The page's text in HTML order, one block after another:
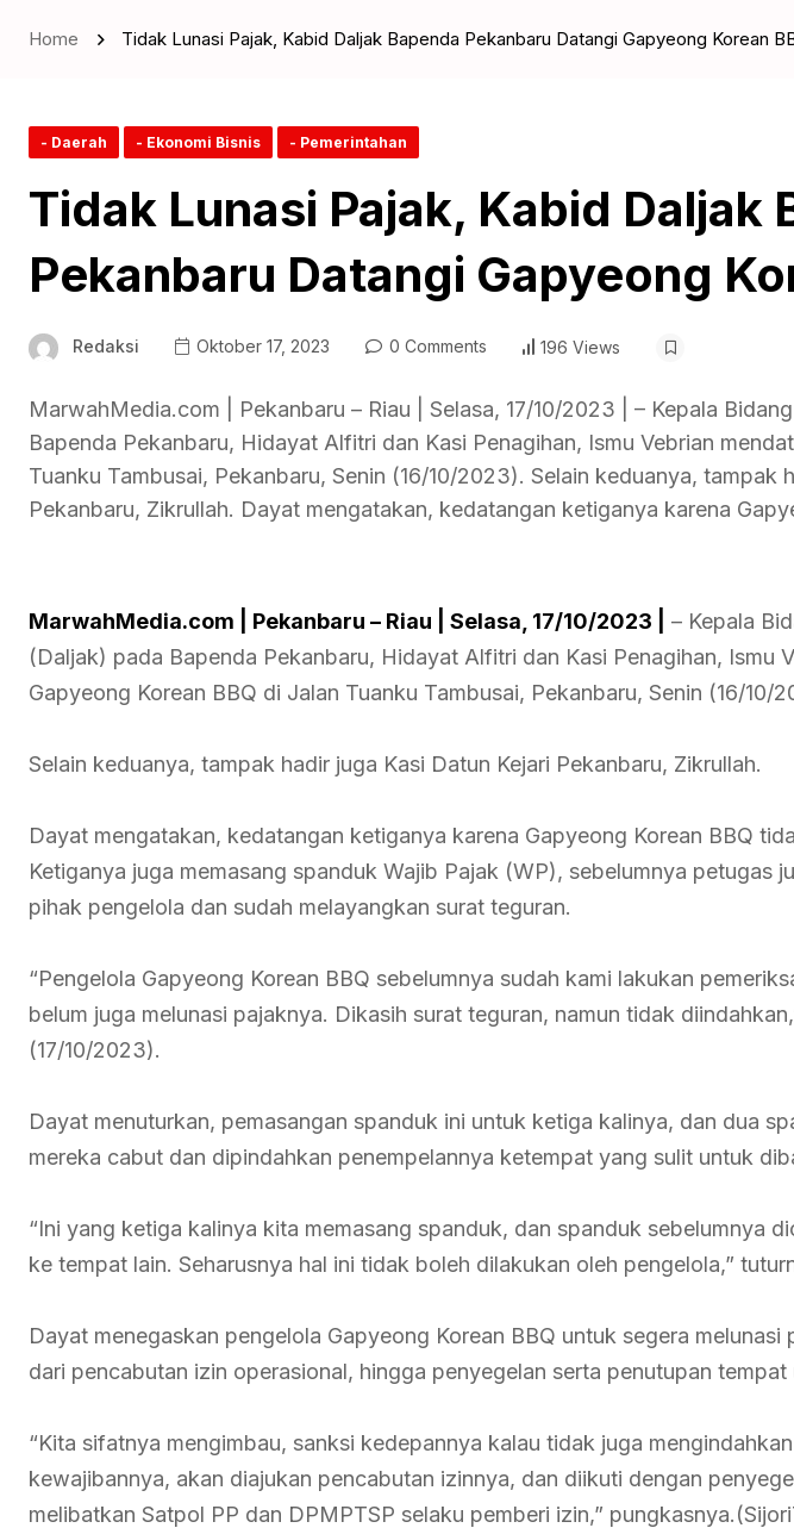
Home Tidak Lunasi Pajak, Kabid Daljak Bapenda Pekanbaru Datangi Gapyeong Korean
- Daerah - Ekonomi Bisnis - Pemerintahan
Tidak Lunasi Pajak, Kabid Daljak
Pekanbaru Datangi Gapyeong
Redaksi Oktober 17, 2023 0 Comments 196 Views
MarwahMedia.com | Pekanbaru – Riau | Selasa, 17/10/2023 | – Kepala
Bapenda Pekanbaru, Hidayat Alfitri dan Kasi Penagihan, Ismu Vebrian
Tuanku Tambusai, Pekanbaru, Senin (16/10/2023). Selain keduanya, tampak
Pekanbaru, Zikrullah. Dayat mengatakan, kedatangan ketiganya karena
MarwahMedia.com | Pekanbaru – Riau | Selasa, 17/10/2023 |
– Kepala
(Daljak) pada Bapenda Pekanbaru, Hidayat Alfitri dan Kasi Penagihan, Ismu
Gapyeong Korean BBQ di Jalan Tuanku Tambusai, Pekanbaru, Senin (16/10/
Selain keduanya, tampak hadir juga Kasi Datun Kejari Pekanbaru, Zikrullah.
Dayat mengatakan, kedatangan ketiganya karena Gapyeong Korean BBQ
Ketiganya juga memasang spanduk Wajib Pajak (WP), sebelumnya petugas
pihak pengelola dan sudah melayangkan surat teguran.
“Pengelola Gapyeong Korean BBQ sebelumnya sudah kami lakukan
belum juga melunasi pajaknya. Dikasih surat teguran, namun tidak
(17/10/2023).
Dayat menuturkan, pemasangan spanduk ini untuk ketiga kalinya, dan dua
mereka cabut dan dipindahkan penempelannya ketempat yang sulit untuk
“Ini yang ketiga kalinya kita memasang spanduk, dan spanduk sebelumnya
ke tempat lain. Seharusnya hal ini tidak boleh dilakukan oleh pengelola,”
Dayat menegaskan pengelola Gapyeong Korean BBQ untuk segera melunasi
dari pencabutan izin operasional, hingga penyegelan serta penutupan tempat
“Kita sifatnya mengimbau, sanksi kedepannya kalau tidak juga
kewajibannya, akan diajukan pencabutan izinnya, dan diikuti dengan
melibatkan Satpol PP dan DPMPTSP selaku pemberi izin,”